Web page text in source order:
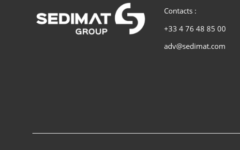
Contacts :
+33 4 76 48 85 00
adv@sedimat.com